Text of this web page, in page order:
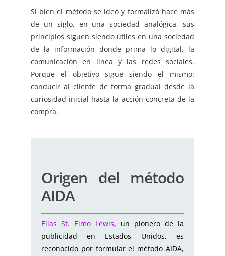
Si bien el método se ideó y formalizó hace más
de un siglo, en una sociedad analógica, sus
principios siguen siendo útiles en una sociedad
de la información donde prima lo digital, la
comunicación en línea y las redes sociales.
Porque el objetivo sigue siendo el mismo:
conducir al cliente de forma gradual desde la
curiosidad inicial hasta la acción concreta de la
compra.
Origen del método
AIDA
Elias St. Elmo Lewis, un pionero de la
publicidad en Estados Unidos, es
reconocido por formular el método AIDA,